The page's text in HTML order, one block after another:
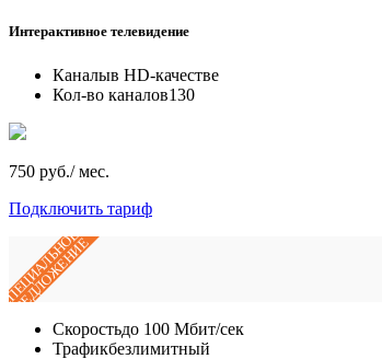
Интерактивное телевидение
Каналыв HD-качестве
Кол-во каналов130
750 руб./ мес.
Подключить тариф
ПРЕДЛОЖЕНИЕ
Скоростьдо 100 Мбит/сек
Трафикбезлимитный